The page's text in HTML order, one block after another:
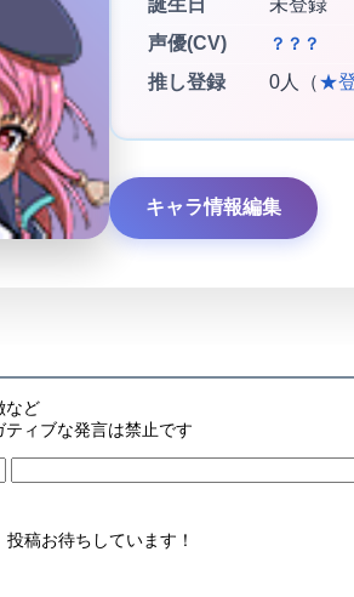
声優(CV)
？？？
推し登録 0人（★
キャラ情報編集
など
ィブな発言は禁止です
稿お待ちしています！